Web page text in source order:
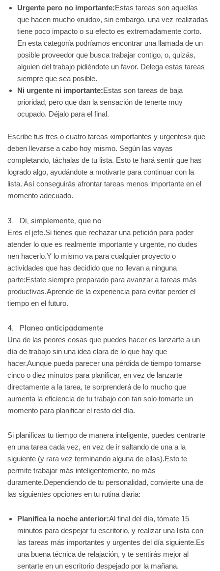
Urgente pero no importante:Estas tareas son aquellas
que hacen mucho «ruido», sin embargo, una vez realizadas
tiene poco impacto o su efecto es extremadamente corto.
En esta categoría podríamos encontrar una llamada de un
posible proveedor que busca trabajar contigo, o, quizás,
alguien del trabajo pidiéndote un favor. Delega estas tareas
siempre que sea posible.
Ni urgente ni importante:Estas son tareas de baja
prioridad, pero que dan la sensación de tenerte muy
ocupado. Déjalo para el final.
Escribe tus tres o cuatro tareas «importantes y urgentes» que
deben llevarse a cabo hoy mismo. Según las vayas
completando, táchalas de tu lista. Esto te hará sentir que has
logrado algo, ayudándote a motivarte para continuar con la
lista. Así conseguirás afrontar tareas menos importante en el
momento adecuado.
3. Di, simplemente, que no
Eres el jefe.Si tienes que rechazar una petición para poder
atender lo que es realmente importante y urgente, no dudes
nen hacerlo.Y lo mismo va para cualquier proyecto o
actividades que has decidido que no llevan a ninguna
parte:Estate siempre preparado para avanzar a tareas más
productivas.Aprende de la experiencia para evitar perder el
tiempo en el futuro.
4. Planea anticipadamente
Una de las peores cosas que puedes hacer es lanzarte a un
día de trabajo sin una idea clara de lo que hay que
hacer.Aunque pueda parecer una pérdida de tiempo tomarse
cinco o diez minutos para planificar, en vez de lanzarte
directamente a la tarea, te sorprenderá de lo mucho que
aumenta la eficiencia de tu trabajo con tan solo tomarte un
momento para planificar el resto del día.
Si planificas tu tiempo de manera inteligente, puedes centrarte
en una tarea cada vez, en vez de ir saltando de una a la
siguiente (y rara vez terminando alguna de ellas).Esto te
permite trabajar más inteligentemente, no más
duramente.Dependiendo de tu personalidad, convierte una de
las siguientes opciones en tu rutina diaria:
Planifica la noche anterior:Al final del día, tómate 15
minutos para despejar tu escritorio, y realizar una lista con
las tareas más importantes y urgentes del día siguiente.Es
una buena técnica de relajación, y te sentirás mejor al
sentarte en un escritorio despejado por la mañana.